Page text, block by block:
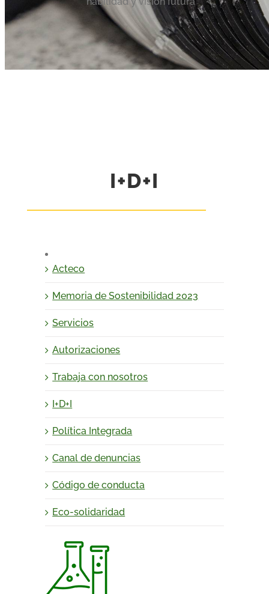
I+D+I
Acteco
Memoria de Sostenibilidad 2023
Servicios
Autorizaciones
Trabaja con nosotros
I+D+I
Política Integrada
Canal de denuncias
Código de conducta
Eco-solidaridad